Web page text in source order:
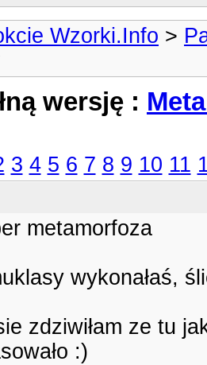
Wzorki.Info >
wersję :
3 4 5 6 7 8 9 10 11
metamorfoza
wykonałaś,
zdziwiłam ze tu
:)